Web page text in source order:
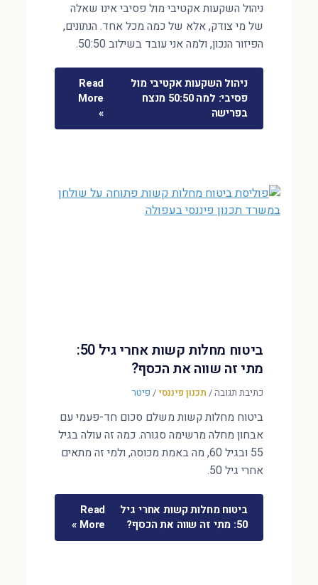
ניהול השקעות אקטיבי מול פסיבי אינו שאלה
של מי צודק, אלא של כמה מכל אחד. הנתונים,
הפיזור הנכון, ולמה אני עובד בשילוב 50:50.
ניהול השקעות אקטיבי מול
פסיבי: למה 50:50 מנצח
בפרישה
Read
More
»
ביטוח מחלות קשות אחרי גיל 50:
מתי זה שווה את הכסף?
כתיבת תגובה/ תכנון פיננסי/ פיטר
ביטוח מחלות קשות משלם סכום חד-פעמי עם
אבחון מחלה מרשימה סגורה. כמה זה עולה בגיל
55 ובגיל 60, מה באמת מכוסה, ולמי זה מתאים
אחרי גיל 50.
ביטוח מחלות קשות אחרי גיל
50: מתי זה שווה את הכסף?
Read
More »